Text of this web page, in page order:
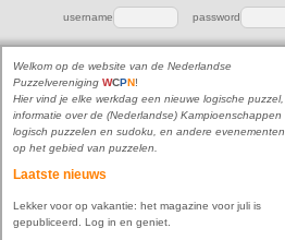
username password
Welkom op de website van de Nederlandse
Puzzelvereniging WCPN!
Hier vind je elke werkdag een nieuwe logische puzzel,
informatie over de (Nederlandse) Kampioenschappen
logisch puzzelen en sudoku, en andere evenementen
op het gebied van puzzelen.
Laatste nieuws
Lekker voor op vakantie: het magazine voor juli is
gepubliceerd. Log in en geniet.